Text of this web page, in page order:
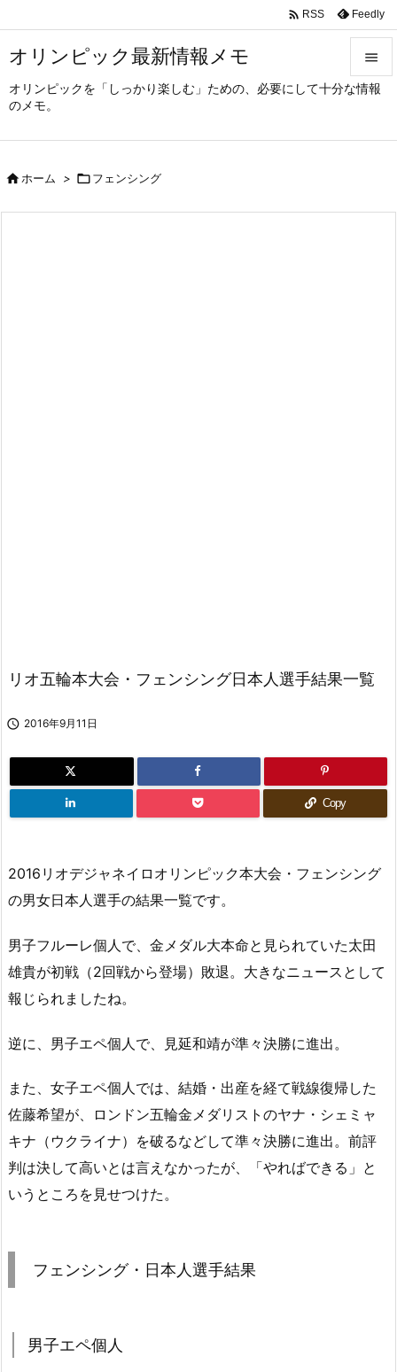
オリンピック最新情報メモ
オリンピックを「しっかり楽しむ」ための、必要にして十分な情報
のメモ。



 RSS Feedly
ホーム > フェンシング
リオ五輪本大会・フェンシング日本人選手結果一覧
 2016年9月11日
Copy
2016リオデジャネイロオリンピック本大会・フェンシング
の男女日本人選手の結果一覧です。
男子フルーレ個人で、金メダル大本命と見られていた太田
雄貴が初戦（2回戦から登場）敗退。大きなニュースとして
報じられましたね。
逆に、男子エペ個人で、見延和靖が準々決勝に進出。
また、女子エペ個人では、結婚・出産を経て戦線復帰した
佐藤希望が、ロンドン五輪金メダリストのヤナ・シェミャ
キナ（ウクライナ）を破るなどして準々決勝に進出。前評
判は決して高いとは言えなかったが、「やればできる」と
いうところを見せつけた。
フェンシング・日本人選手結果
男子エペ個人